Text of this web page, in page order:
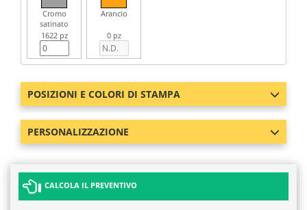
Cromo
satinato
1622 pz
Arancio
0 pz
POSIZIONI E COLORI DI STAMPA
PERSONALIZZAZIONE
CALCOLA IL PREVENTIVO